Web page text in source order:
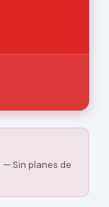
— Sin planes de